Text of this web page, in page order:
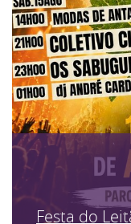
Festa do